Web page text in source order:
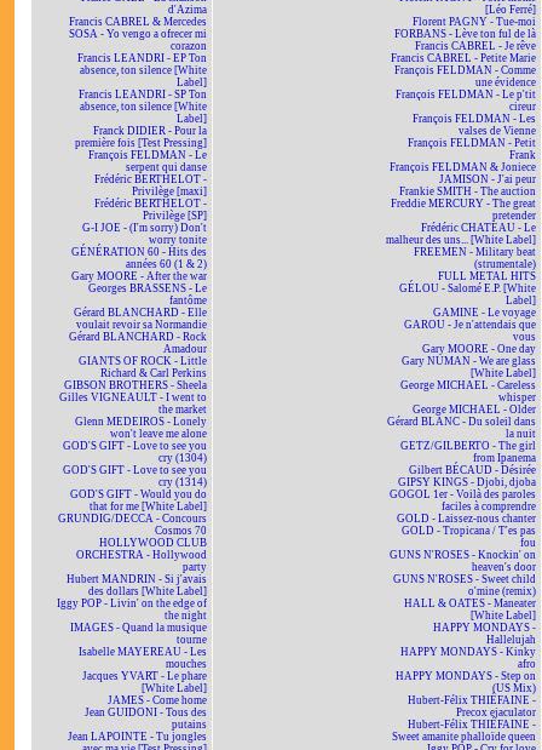
d'Azima
Francis CABREL & Mercedes
SOSA - Yo vengo a ofrecer mi
corazon
Francis LEANDRI - EP Ton
absence, ton silence [White
Label]
Francis LEANDRI - SP Ton
absence, ton silence [White
Label]
Franck DIDIER - Pour la
première fois [Test Pressing]
François FELDMAN - Le
serpent qui danse
Frédéric BERTHELOT -
Privilège [maxi]
Frédéric BERTHELOT -
Privilège [SP]
G-I JOE - (I'm sorry) Don't
worry tonite
GÉNÉRATION 60 - Hits des
années 60 (1 & 2)
Gary MOORE - After the war
Georges BRASSENS - Le
fantôme
Gérard BLANCHARD - Elle
voulait revoir sa Normandie
Gérard BLANCHARD - Rock
Amadour
GIANTS OF ROCK - Little
Richard & Carl Perkins
GIBSON BROTHERS - Sheela
Gilles VIGNEAULT - I went to
the market
Glenn MEDEIROS - Lonely
won't leave me alone
GOD'S GIFT - Love to see you
cry (1304)
GOD'S GIFT - Love to see you
cry (1314)
GOD'S GIFT - Would you do
that for me [White Label]
GRUNDIG/DECCA - Concours
Cosmos 70
HOLLYWOOD CLUB
ORCHESTRA - Hollywood
party
Hubert MANDRIN - Si j'avais
des dollars [White Label]
Iggy POP - Livin' on the edge of
the night
IMAGES - Quand la musique
tourne
Isabelle MAYEREAU - Les
mouches
Jacques YVART - Le phare
[White Label]
JAMES - Come home
Jean GUIDONI - Tous des
putains
Jean LAPOINTE - Tu jongles
[Léo Ferré]
Florent PAGNY - Tue-moi
FORBANS - Lève ton ful de là
Francis CABREL - Je rêve
Francis CABREL - Petite Marie
François FELDMAN - Comme
une évidence
François FELDMAN - Le p'tit
cireur
François FELDMAN - Les
valses de Vienne
François FELDMAN - Petit
Frank
François FELDMAN & Joniece
JAMISON - J'ai peur
Frankie SMITH - The auction
Freddie MERCURY - The great
pretender
Frédéric CHATEAU - Le
malheur des uns... [White Label]
FREEMEN - Military beat
(strumentale)
FULL METAL HITS
GÉLOU - Salomé E.P. [White
Label]
GAMINE - Le voyage
GAROU - Je n'attendais que
vous
Gary MOORE - One day
Gary NUMAN - We are glass
[White Label]
George MICHAEL - Careless
whisper
George MICHAEL - Older
Gérard BLANC - Du soleil dans
la nuit
GETZ/GILBERTO - The girl
from Ipanema
Gilbert BÉCAUD - Désirée
GIPSY KINGS - Djobi, djoba
GOGOL 1er - Voilà des paroles
faciles à comprendre
GOLD - Laissez-nous chanter
GOLD - Tropicana / T'es pas
fou
GUNS N'ROSES - Knockin' on
heaven's door
GUNS N'ROSES - Sweet child
o'mine (remix)
HALL & OATES - Maneater
[White Label]
HAPPY MONDAYS -
Hallelujah
HAPPY MONDAYS - Kinky
afro
HAPPY MONDAYS - Step on
(US Mix)
Hubert-Félix THIÉFAINE -
Precox ejaculator
Hubert-Félix THIÉFAINE -
Sweet amanite phalloïde queen